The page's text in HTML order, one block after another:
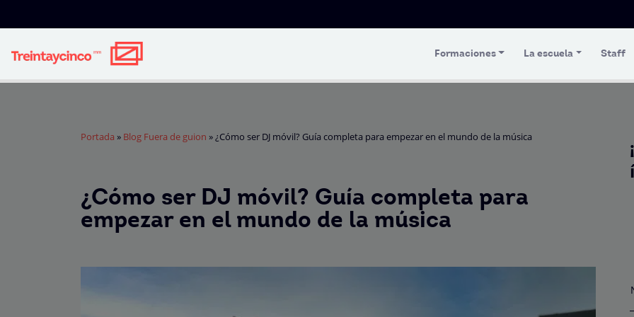
Formaciones La escuela Staff
Portada » Blog Fuera de guion »¿Cómo ser DJ móvil? Guía completa para empezar en el mundo de la música
¿Cómo ser DJ móvil? Guía completa para
empezar en el mundo de la música